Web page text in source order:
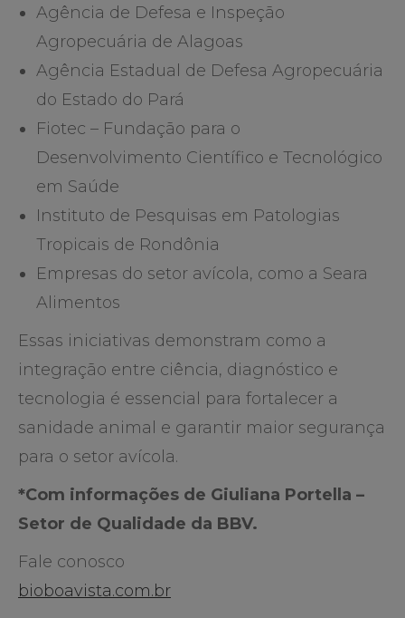
Agência de Defesa e Inspeção
Agropecuária de Alagoas
Agência Estadual de Defesa Agropecuária
do Estado do Pará
Fiotec – Fundação para o
Desenvolvimento Científico e Tecnológico
em Saúde
Instituto de Pesquisas em Patologias
Tropicais de Rondônia
Empresas do setor avícola, como a Seara
Alimentos
Essas iniciativas demonstram como a
integração entre ciência, diagnóstico e
tecnologia é essencial para fortalecer a
sanidade animal e garantir maior segurança
para o setor avícola.
*Com informações de Giuliana Portella –
Setor de Qualidade da BBV.
Fale conosco
bioboavista.com.br